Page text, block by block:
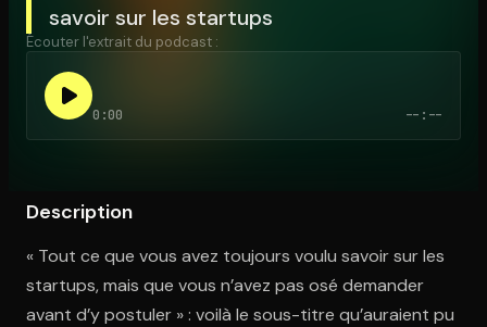
Ouvre l'app Appareil photo, pointe sur le code. C'est gratuit à
savoir sur les startups
Écouter l'extrait du podcast :
0:00 --:--
Description
« Tout ce que vous avez toujours voulu savoir sur les
startups, mais que vous n’avez pas osé demander
avant d’y postuler » : voilà le sous-titre qu’auraient pu